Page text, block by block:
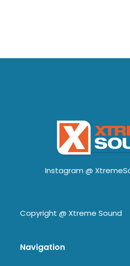
Instagram @
Copyright @ Xtreme Sound
Navigation